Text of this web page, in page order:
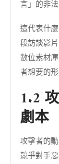
言」的非
這代表什
段訪談影
數位素材
者想要的形
1.2
劇本
攻擊者的
競爭對手